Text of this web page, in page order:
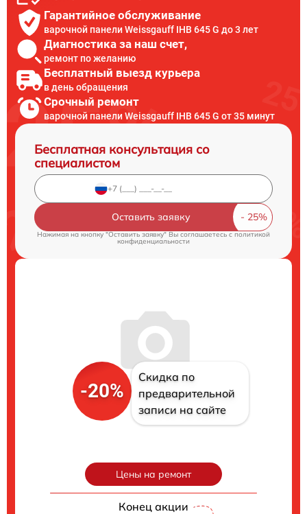
Гарантийное обслуживание
варочной панели Weissgauff IHB 645 G до 3 лет
Диагностика за наш счет,
ремонт по желанию
Бесплатный выезд курьера
в день обращения
Срочный ремонт
варочной панели Weissgauff IHB 645 G от 35 минут
Бесплатная консультация со
специалистом
Оставить заявку
Нажимая на кнопку "Оставить заявку" Вы соглашаетесь cполитикой
конфиденциальности
-20%
Скидка по
предварительной
записи на сайте
Цены на ремонт
Конец акции